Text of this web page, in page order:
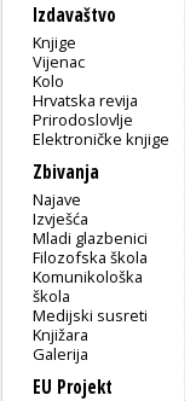
Izdavaštvo
Knjige
Vijenac
Kolo
Hrvatska revija
Prirodoslovlje
Elektroničke knjige
Zbivanja
Najave
Izvješća
Mladi glazbenici
Filozofska škola
Komunikološka
škola
Medijski susreti
Knjižara
Galerija
EU Projekt